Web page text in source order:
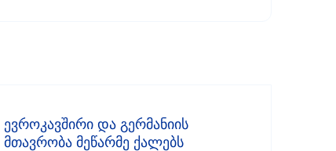
ევროკავშირი და გერმანიის
მთავრობა მეწარმე ქალებს